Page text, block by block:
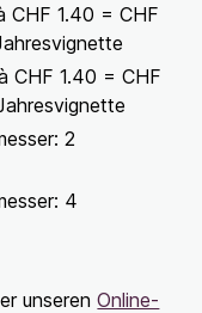
CHF 1.40 = CHF
CHF 1.40 = CHF
2
4
unserenOnline-